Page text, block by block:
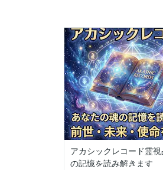
アカシックレコード霊
の記憶を読み解きます